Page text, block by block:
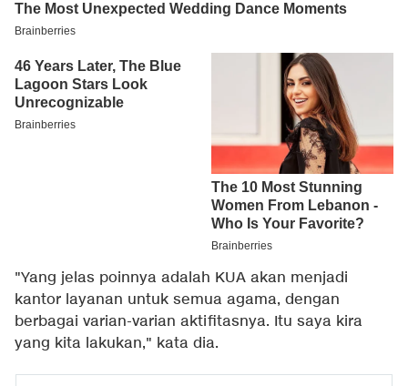
"Yang jelas poinnya adalah KUA akan menjadi
kantor layanan untuk semua agama, dengan
berbagai varian-varian aktifitasnya. Itu saya kira
yang kita lakukan," kata dia.